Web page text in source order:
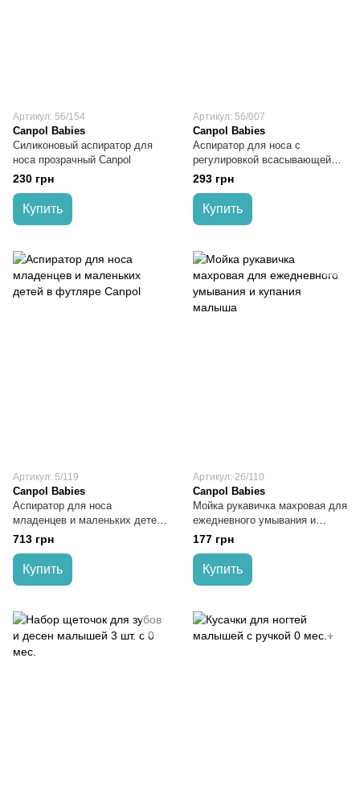
Артикул: 56/154
Canpol Babies
Силиконовый аспиратор для
носа прозрачный Canpol
230 грн
Купить
Артикул: 56/007
Canpol Babies
Аспиратор для носа с
регулировкой всасывающей
силы Canpol
293 грн
Купить
Артикул: 5/119
Canpol Babies
Аспиратор для носа
младенцев и маленьких детей
в футляре Canpol
713 грн
Купить
Артикул: 26/110
Canpol Babies
Мойка рукавичка махровая для
ежедневного умывания и
купания малыша
177 грн
Купить